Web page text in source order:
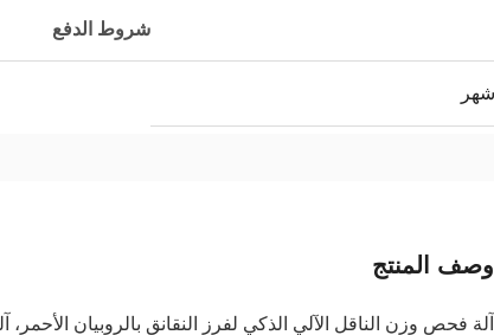
شروط الدفع
وصف المنتج
آلة فحص وزن الناقل الآلي الذكي لفرز النقانق بالروبيان